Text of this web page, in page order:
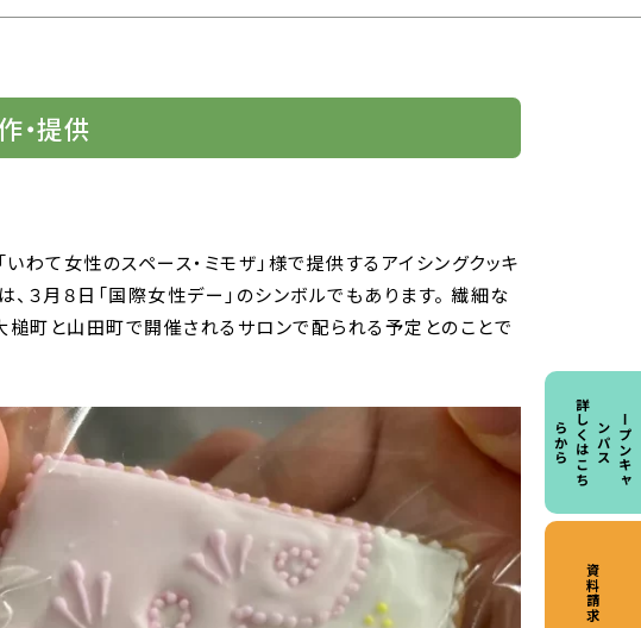
オ
ー
プ
ン
キ
ャ
ン パ
ス
詳
し
く
は
こ
ち
ら か
ら
資料請求
・提供
て女性のスペース・ミモザ」様で提供するアイシングクッキ
３月８日「国際女性デー」のシンボルでもあります。 繊細な
槌町と山田町で開催されるサロンで配られる予定とのことで